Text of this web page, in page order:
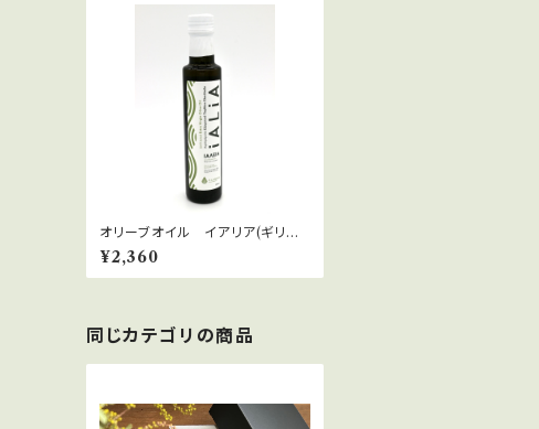
オリーブオイル イアリア(ギリシ
ャ) 250ml
¥2,360
同じカテゴリの商品